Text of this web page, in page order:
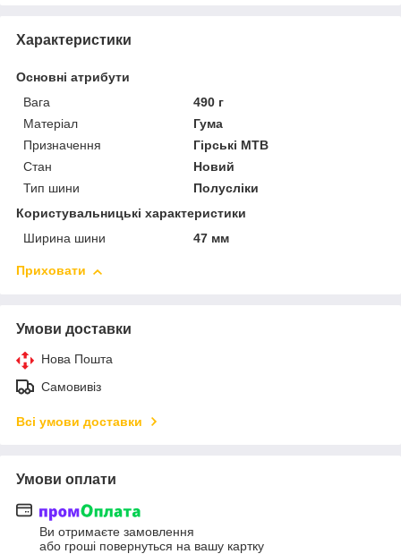
Характеристики
Основні атрибути
Вага
490 г
Матеріал
Гума
Призначення
Гірські MTB
Стан
Новий
Тип шини
Полусліки
Користувальницькі характеристики
Ширина шини
47 мм
Приховати
Умови доставки
Нова Пошта
Самовивіз
Всі умови доставки
Умови оплати
Ви отримаєте замовлення
або гроші повернуться на вашу картку